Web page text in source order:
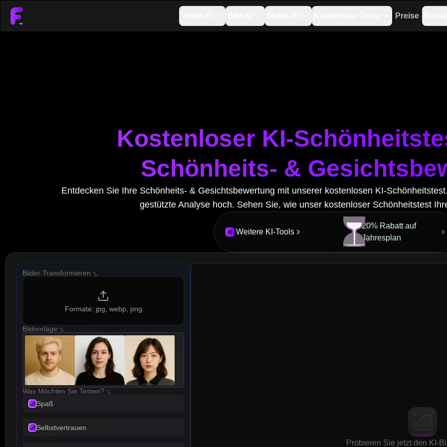
Preise
Kostenloser KI-
Schönheits- &
Entdecken Sie Ihre Schönheits- & Gesichtsbewertung mit unserer kostenlosen KI-
gestützte Analyse hoch. Sehen Sie, wie unser kostenloser Schönheitstest
Weitere KI-Tools
20% Rabatt auf
Jahresplan
Bilder Transformieren
Formate: jpg, webp, png
Bildvorlage
Was Möchten Sie Testen?
Spaß
Selbstvertrauen
Probieren Sie jetzt den KI-